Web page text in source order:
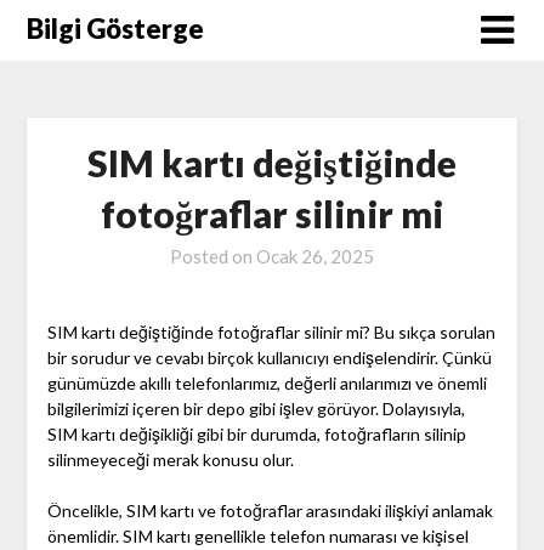
SkipBilgi Gösterge
SIM kartı değiştiğinde
fotoğraflar silinir mi
Posted on Ocak 26, 2025
SIM kartı değiştiğinde fotoğraflar silinir mi? Bu sıkça sorulan
bir sorudur ve cevabı birçok kullanıcıyı endişelendirir. Çünkü
günümüzde akıllı telefonlarımız, değerli anılarımızı ve önemli
bilgilerimizi içeren bir depo gibi işlev görüyor. Dolayısıyla,
SIM kartı değişikliği gibi bir durumda, fotoğrafların silinip
silinmeyeceği merak konusu olur.
Öncelikle, SIM kartı ve fotoğraflar arasındaki ilişkiyi anlamak
önemlidir. SIM kartı genellikle telefon numarası ve kişisel